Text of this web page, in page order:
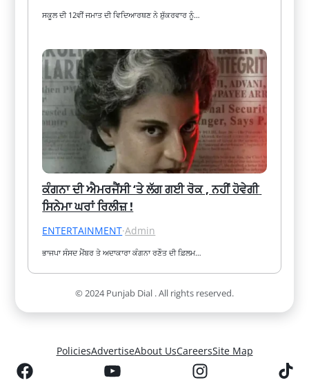
ਸਕੂਲ ਦੀ 12ਵੀਂ ਜਮਾਤ ਦੀ ਵਿਦਿਆਰਥਣ ਨੇ ਸ਼ੁੱਕਰਵਾਰ ਨੂੰ…
ਕੰਗਨਾ ਦੀ ਐਮਰਜੈਂਸੀ ‘ਤੇ ਲੱਗ ਗਈ ਰੋਕ , ਨਹੀਂ ਹੋਵੇਗੀ
ਸਿਨੇਮਾ ਘਰਾਂ ਰਿਲੀਜ਼ !
ENTERTAINMENT·Admin
ਭਾਜਪਾ ਸੰਸਦ ਮੈਂਬਰ ਤੇ ਅਦਾਕਾਰਾ ਕੰਗਨਾ ਰਣੌਤ ਦੀ ਫ਼ਿਲਮ…
© 2024 Punjab Dial . All rights reserved.
PoliciesAdvertiseAbout UsCareersSite Map